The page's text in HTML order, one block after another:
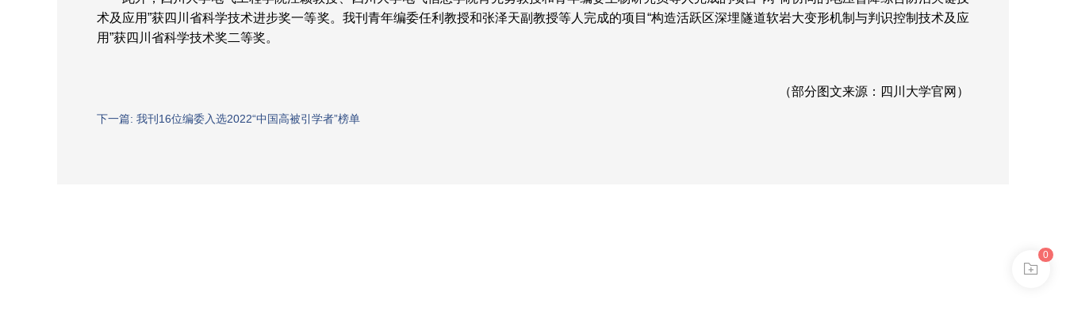
术及应用”获四川省科学技术进步奖一等奖。我刊青年编委任利教授和张泽天副教授等人完成的项目“构造活跃区深埋隧道软岩大变形机制与判识控制技术及应
用”获四川省科学技术奖二等奖。
（部分图文来源：四川大学官网）
下一篇: 我刊16位编委入选2022“中国高被引学者”榜单
0